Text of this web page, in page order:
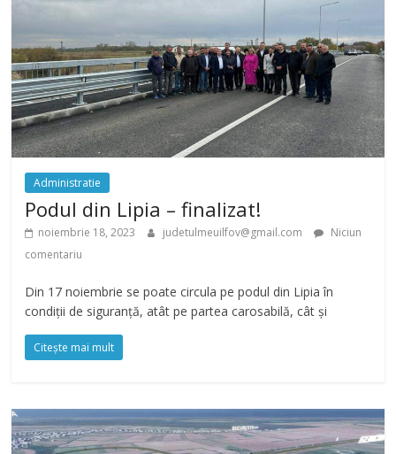
Administratie
Podul din Lipia – finalizat!
noiembrie 18, 2023 judetulmeuilfov@gmail.com
Niciun
comentariu
Din 17 noiembrie se poate circula pe podul din Lipia în
condiții de siguranță, atât pe partea carosabilă, cât și
Citește mai mult